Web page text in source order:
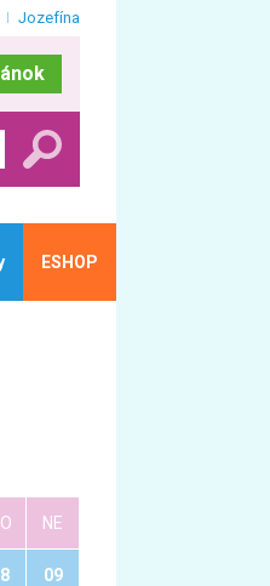
Jozefína
ESHOP
NE
09